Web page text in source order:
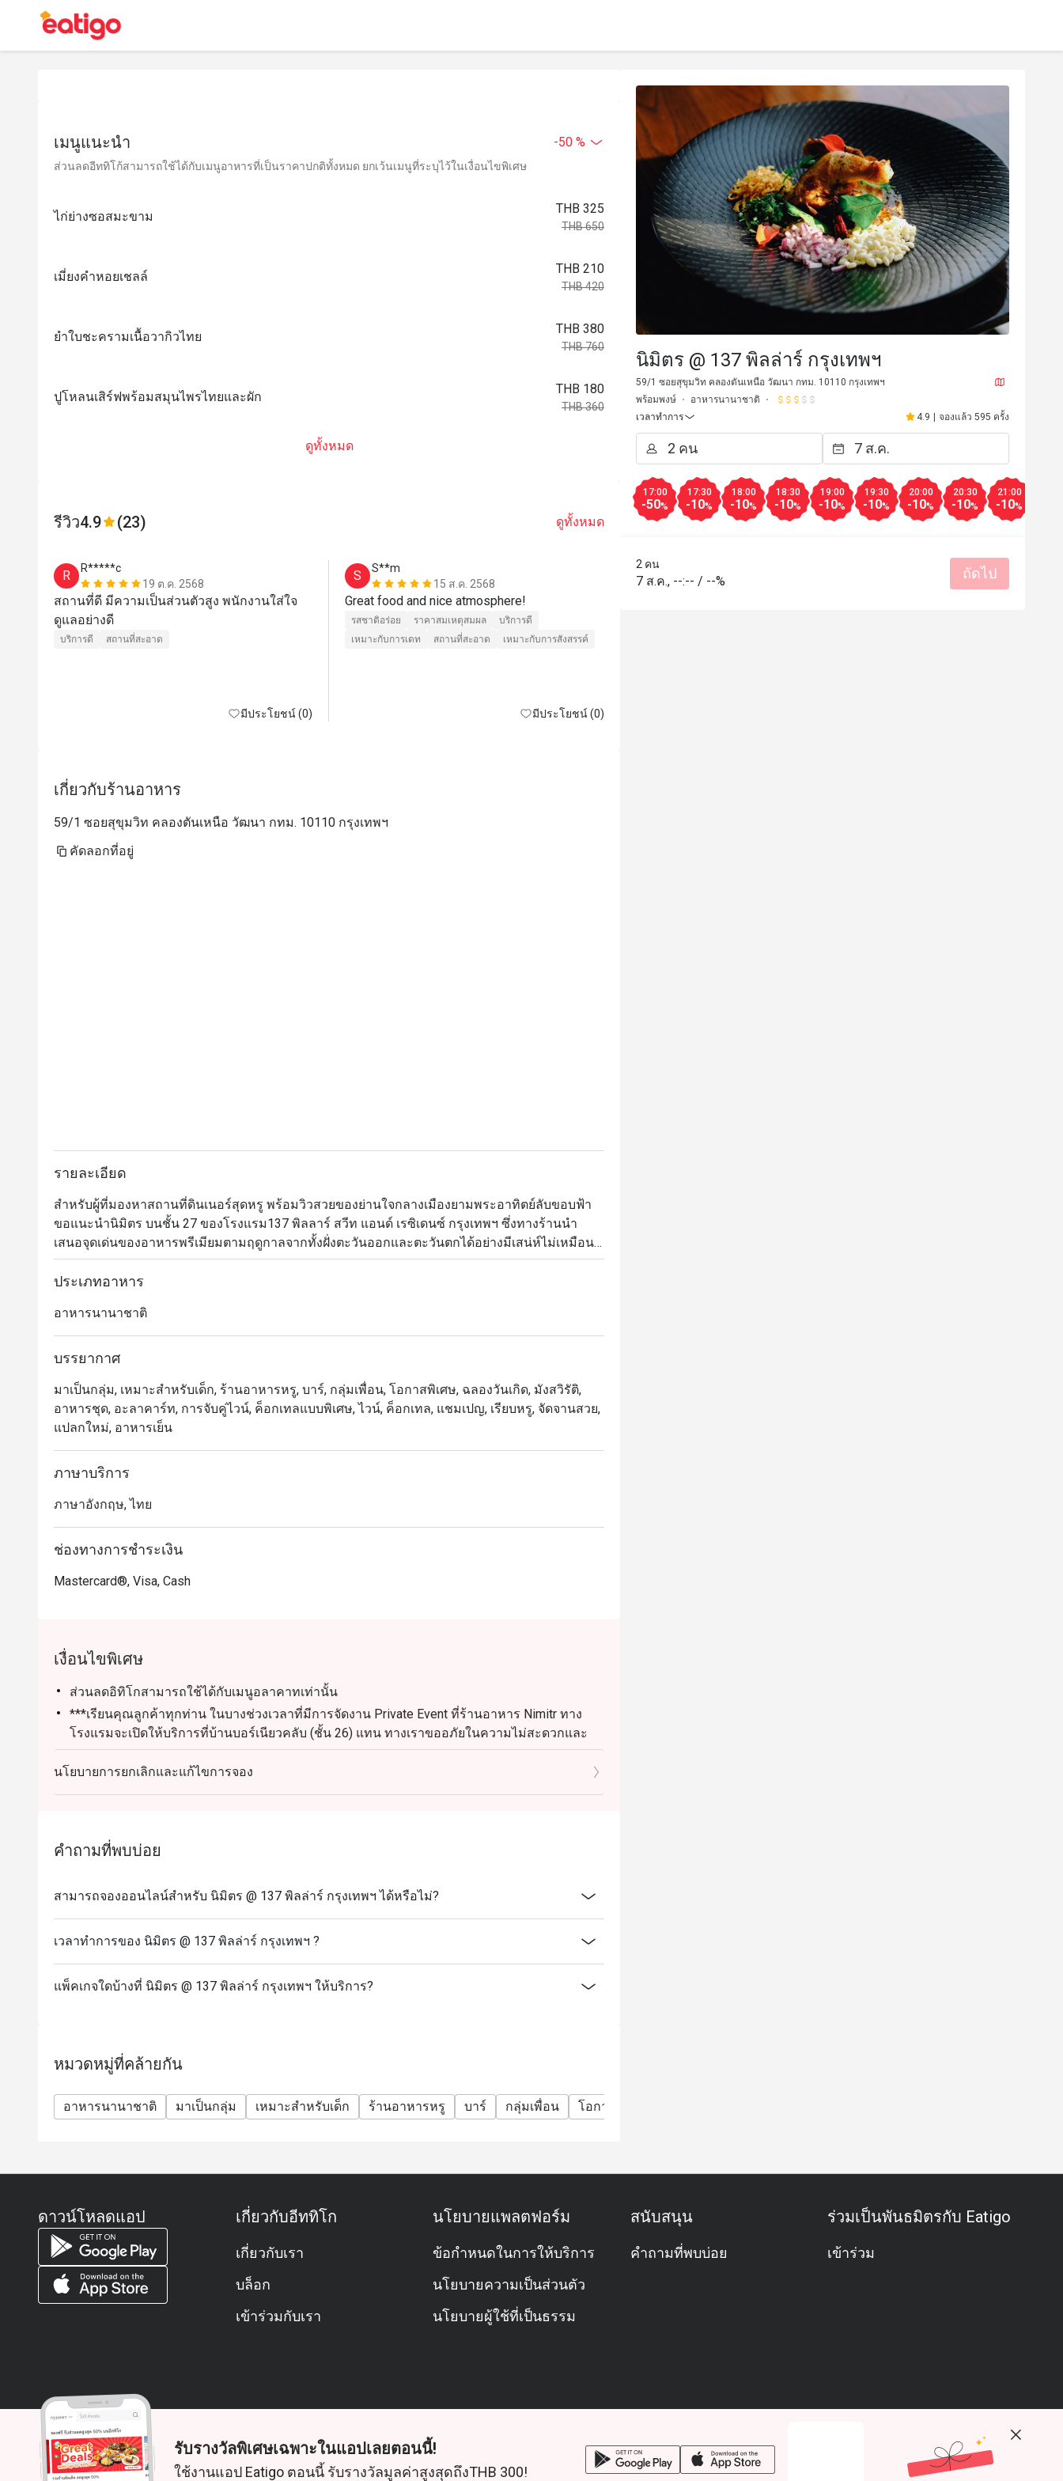
เมนูแนะนำ -50 %
ส่วนลดอีททิโก้สามารถใช้ได้กับเมนูอาหารที่เป็นราคาปกติทั้งหมด ยกเว้นเมนูที่ระบุไว้ในเงื่อนไขพิเศษ
ไก่ย่างซอสมะขาม
THB 325
THB 650
เมี่ยงคำหอยเชลล์
THB 210
THB 420
ยำใบชะครามเนื้อวากิวไทย
THB 380
THB 760
ปูโหลนเสิร์ฟพร้อมสมุนไพรไทยและผัก
THB 180
THB 360
ดูทั้งหมด
รีวิว4.9 (23) ดูทั้งหมด
R
R*****c
19 ต.ค. 2568
สถานที่ดี มีความเป็นส่วนตัวสูง พนักงานใส่ใจ
ดูแลอย่างดี
บริการดี สถานที่สะอาด
มีประโยชน์ (0)
S
S**m
15 ส.ค. 2568
Great food and nice atmosphere!
รสชาติอร่อย ราคาสมเหตุสมผล
บริการดี
เหมาะกับการเดท
สถานที่สะอาด เหมาะกับการสังสรรค์
มีประโยชน์ (0)
A
S**
เกี่ยวกับร้านอาหาร
59/1 ซอยสุขุมวิท คลองตันเหนือ วัฒนา กทม. 10110 กรุงเทพฯ
คัดลอกที่อยู่
รายละเอียด
สำหรับผู้ที่มองหาสถานที่ดินเนอร์สุดหรู พร้อมวิวสวยของย่านใจกลางเมืองยามพระอาทิตย์ลับขอบฟ้า
ขอแนะนำนิมิตร บนชั้น 27 ของโรงแรม137 พิลลาร์ สวีท แอนด์ เรซิเดนซ์ กรุงเทพฯ ซึ่งทางร้านนำ
เสนอจุดเด่นของอาหารพรีเมียมตามฤดูกาลจากทั้งฝั่งตะวันออกและตะวันตกได้อย่างมีเสน่ห์ไม่เหมือน
ใคร แนะนำให้สั่งทาปาสมากินเล่น ตามด้วยบุยยาเบสหรือซุปปลาสไตล์ฝรั่งเศสและพาสต้าตัลยาเตลเลที่
เลือกใช้เฉพาะเนื้อส่วนหัวไหล่ของแกะมาสับและเคี่ยวกับซอสมัสมั่นอย่างถึงเครื่อง ในส่วนของสไตล์
ประเภทอาหาร
อาหารนานาชาติ
บรรยากาศ
มาเป็นกลุ่ม, เหมาะสำหรับเด็ก, ร้านอาหารหรู, บาร์, กลุ่มเพื่อน, โอกาสพิเศษ, ฉลองวันเกิด, มังสวิรัติ,
อาหารชุด, อะลาคาร์ท, การจับคู่ไวน์, ค็อกเทลแบบพิเศษ, ไวน์, ค็อกเทล, แชมเปญ, เรียบหรู, จัดจานสวย,
แปลกใหม่, อาหารเย็น
ภาษาบริการ
ภาษาอังกฤษ, ไทย
ช่องทางการชำระเงิน
Mastercard®, Visa, Cash
เงื่อนไขพิเศษ
ส่วนลดอิทิโกสามารถใช้ได้กับเมนูอลาคาทเท่านั้น
***เรียนคุณลูกค้าทุกท่าน ในบางช่วงเวลาที่มีการจัดงาน Private Event ที่ร้านอาหาร Nimitr ทาง
โรงแรมจะเปิดให้บริการที่บ้านบอร์เนียวคลับ (ชั้น 26) แทน ทางเราขออภัยในความไม่สะดวกและ
หวังว่าจะได้ต้อนรับทุกท่าน
นโยบายการยกเลิกและแก้ไขการจอง
คำถามที่พบบ่อย
สามารถจองออนไลน์สำหรับ นิมิตร @ 137 พิลล่าร์ กรุงเทพฯ ได้หรือไม่?
เวลาทำการของ นิมิตร @ 137 พิลล่าร์ กรุงเทพฯ ?
แพ็คเกจใดบ้างที่ นิมิตร @ 137 พิลล่าร์ กรุงเทพฯ ให้บริการ?
หมวดหมู่ที่คล้ายกัน
อาหารนานาชาติ มาเป็นกลุ่ม เหมาะสำหรับเด็ก ร้านอาหารหรู บาร์ กลุ่มเพื่อน โอกาสพิเศษ
นิมิตร @ 137 พิลล่าร์ กรุงเทพฯ
59/1 ซอยสุขุมวิท คลองตันเหนือ วัฒนา กทม. 10110 กรุงเทพฯ
พร้อมพงษ์
อาหารนานาชาติ
เวลาทำการ
4.9 | จองแล้ว 595 ครั้ง
17:00
-50%
17:30
-10%
18:00
-10%
18:30
-10%
19:00
-10%
19:30
-10%
20:00
-10%
20:30
-10%
21:00
-10%
2 คน
7 ส.ค., --:-- / --% ถัดไป
ดาวน์โหลดแอป เกี่ยวกับอีททิโก
เกี่ยวกับเรา
บล็อก
เข้าร่วมกับเรา
นโยบายแพลตฟอร์ม
ข้อกำหนดในการให้บริการ
นโยบายความเป็นส่วนตัว
นโยบายผู้ใช้ที่เป็นธรรม
สนับสนุน
คำถามที่พบบ่อย
ร่วมเป็นพันธมิตรกับ Eatigo
เข้าร่วม
© 2026 Zoek. สงวนลิขสิทธิ์
รับรางวัลพิเศษเฉพาะในแอปเลยตอนนี้!
ใช้งานแอป Eatigo ตอนนี้ รับรางวัลมูลค่าสูงสุดถึงTHB 300!